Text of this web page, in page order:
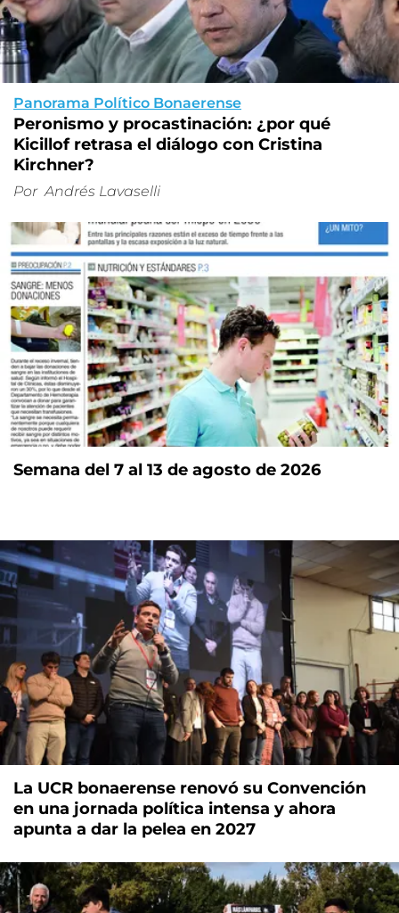
Panorama Político Bonaerense
Peronismo y procastinación: ¿por qué
Kicillof retrasa el diálogo con Cristina
Kirchner?
Por Andrés Lavaselli
Semana del 7 al 13 de agosto de 2026
La UCR bonaerense renovó su Convención
en una jornada política intensa y ahora
apunta a dar la pelea en 2027